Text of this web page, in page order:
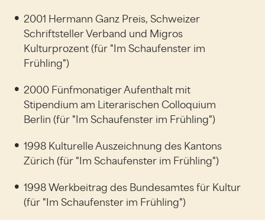
2001 Hermann Ganz Preis, Schweizer
Schriftsteller Verband und Migros
Kulturprozent (für "Im Schaufenster im
Frühling")
2000 Fünfmonatiger Aufenthalt mit
Stipendium am Literarischen Colloquium
Berlin (für "Im Schaufenster im Frühling")
1998 Kulturelle Auszeichnung des Kantons
Zürich (für "Im Schaufenster im Frühling")
1998 Werkbeitrag des Bundesamtes für Kultur
(für "Im Schaufenster im Frühling")